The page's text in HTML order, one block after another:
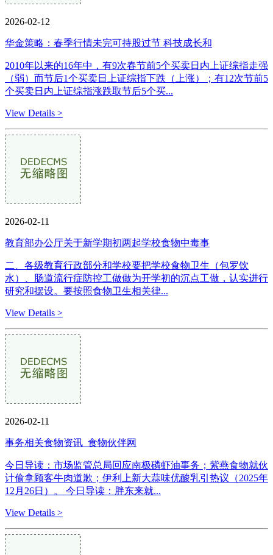
2026-02-12
华金策略：春季行情未完可持股过节 科技成长和
2010年以来的16年中，有9次春节前5个买卖日内上证综指走强
（弱）而节后1个买卖日上证综指下跌（上涨）；有12次节前5
个买卖日内上证综指涨跌取节后5个买...
View Details >
2026-02-11
教育部办公厅关于新学期初两起学校食物中毒事
二、各级教育行政部分和学校要把学校食物卫生（包罗饮
水）、肠道流行症防控工做做为开学初的沉点工做，认实进行
研究和摆设。要按照食物卫生相关律...
View Details >
2026-02-11
事务相关食物资讯_食物伙伴网
今日导读：市场监管总局回应南极磷虾油事务；紫燕食物就伙
计偷拿顾客牛肉道歉；伊利上新大蒜味优酸乳引热议（2025年
12月26日）。 今日导读：胖东来就...
View Details >